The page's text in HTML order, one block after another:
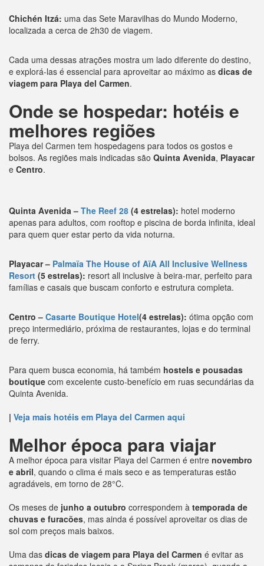
Chichén Itzá: uma das Sete Maravilhas do Mundo Moderno,
localizada a cerca de 2h30 de viagem.
Cada uma dessas atrações mostra um lado diferente do destino,
e explorá-las é essencial para aproveitar ao máximo as dicas de
viagem para Playa del Carmen.
Onde se hospedar: hotéis e
melhores regiões
Playa del Carmen tem hospedagens para todos os gostos e
bolsos. As regiões mais indicadas são Quinta Avenida, Playacar
e Centro.
Quinta Avenida – The Reef 28 (4 estrelas): hotel moderno
apenas para adultos, com rooftop e piscina de borda infinita, ideal
para quem quer estar perto da vida noturna.
Playacar – Palmaïa The House of AïA All Inclusive Wellness
Resort (5 estrelas): resort all inclusive à beira-mar, perfeito para
famílias e casais que buscam conforto e estrutura completa.
Centro – Casarte Boutique Hotel(4 estrelas): ótima opção com
preço intermediário, próxima de restaurantes, lojas e do terminal
de ferry.
Para quem busca economia, há também hostels e pousadas
boutique com excelente custo-benefício em ruas secundárias da
Quinta Avenida.
| Veja mais hotéis em Playa del Carmen aqui
Melhor época para viajar
A melhor época para visitar Playa del Carmen é entre novembro
e abril, quando o clima é mais seco e as temperaturas estão
agradáveis, em torno de 28°C.
Os meses de junho a outubro correspondem à temporada de
chuvas e furacões, mas ainda é possível aproveitar os dias de
sol com preços mais baixos.
Uma das dicas de viagem para Playa del Carmen é evitar as